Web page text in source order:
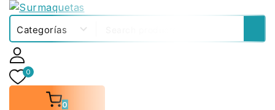
0
0